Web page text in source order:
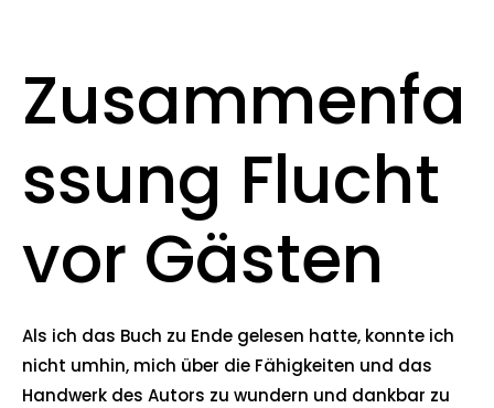
Zusammenfa
ssung Flucht
vor Gästen
Als ich das Buch zu Ende gelesen hatte, konnte ich
nicht umhin, mich über die Fähigkeiten und das
Handwerk des Autors zu wundern und dankbar zu